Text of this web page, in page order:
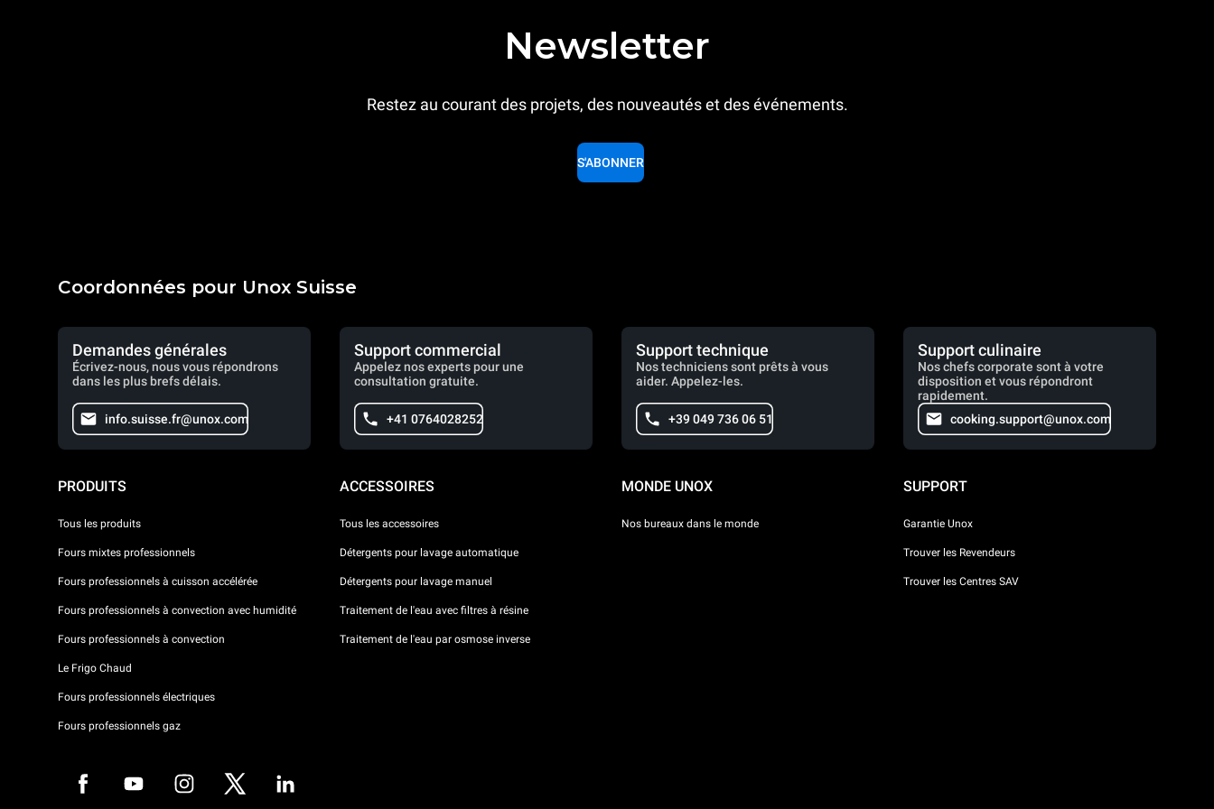
Newsletter
Restez au courant des projets, des nouveautés et des événements.
S'ABONNER
Coordonnées pour Unox Suisse
Demandes générales
Écrivez-nous, nous vous répondrons
dans les plus brefs délais.
info.suisse.fr@unox.com
Support commercial
Appelez nos experts pour une
consultation gratuite.
+41 0764028252
Support technique
Nos techniciens sont prêts à vous
aider. Appelez-les.
+39 049 736 06 51
Support culinaire
Nos chefs corporate sont à votre
disposition et vous répondront
rapidement.
cooking.support@unox.com
PRODUITS
Tous les produits
Fours mixtes professionnels
Fours professionnels à cuisson accélérée
Fours professionnels à convection avec humidité
Fours professionnels à convection
Le Frigo Chaud
Fours professionnels électriques
Fours professionnels gaz
ACCESSOIRES
Tous les accessoires
Détergents pour lavage automatique
Détergents pour lavage manuel
Traitement de l'eau avec filtres à résine
Traitement de l'eau par osmose inverse
MONDE UNOX
Nos bureaux dans le monde
SUPPORT
Garantie Unox
Trouver les Revendeurs
Trouver les Centres SAV